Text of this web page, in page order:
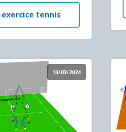
tennis
13/03/2024